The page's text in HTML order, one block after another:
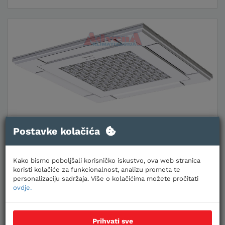
PANASONIC PANEL CZ-KPY4
PANEL za 4-smjer. kazetnu jedinicu 600x600
Šifra:1243
159,01 €
Postavke kolačića
Kako bismo poboljšali korisničko iskustvo, ova web stranica
koristi kolačiće za funkcionalnost, analizu prometa te
personalizaciju sadržaja. Više o kolačićima možete pročitati
ovdje.
Prihvati sve